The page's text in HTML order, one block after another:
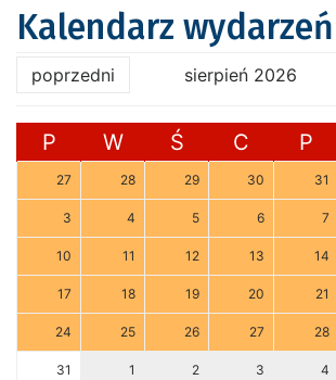
Kalendarz wydarzeń
poprzedni sierpień 2026
P W Ś C P
27 28 29 30 31
3 4 5 6 7
10 11 12 13 14
17 18 19 20 21
24 25 26 27 28
31 1 2 3 4